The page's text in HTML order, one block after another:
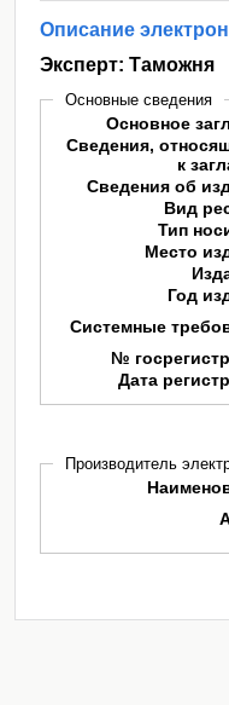
Описание
Эксперт: Таможня
Основные сведения
Основное
Сведения,
к
Сведения об
Вид
Тип
Место
Год
Системные
№
Дата
Производитель